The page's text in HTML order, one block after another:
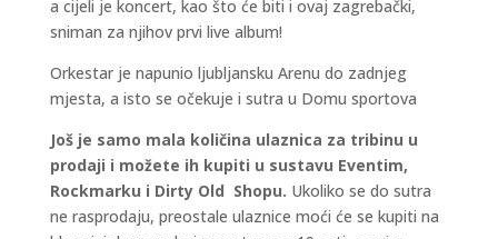
a cijeli je koncert, kao što će biti i ovaj zagrebački,
sniman za njihov prvi live album!
Orkestar je napunio ljubljansku Arenu do zadnjeg
mjesta, a isto se očekuje i sutra u Domu sportova
Još je samo mala količina ulaznica za tribinu u
prodaji i možete ih kupiti u sustavu Eventim,
Rockmarku i Dirty Old Shopu. Ukoliko se do sutra
ne rasprodaju, preostale ulaznice moći će se kupiti na